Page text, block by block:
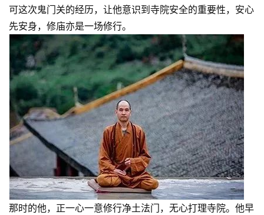
资
讯
八
可这次鬼门关的经历，让他意识到寺院安全的重要性，安心
先安身，修庙亦是一场修行。
那时的他，正一心一意修行净土法门，无心打理寺院。他早